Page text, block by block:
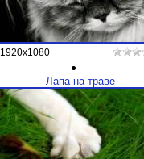
1920x1080
Лапа на траве